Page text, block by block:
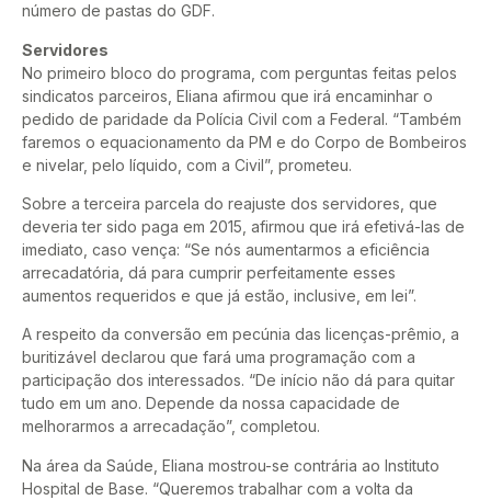
número de pastas do GDF.
Servidores
No primeiro bloco do programa, com perguntas feitas pelos
sindicatos parceiros, Eliana afirmou que irá encaminhar o
pedido de paridade da Polícia Civil com a Federal. “Também
faremos o equacionamento da PM e do Corpo de Bombeiros
e nivelar, pelo líquido, com a Civil”, prometeu.
Sobre a terceira parcela do reajuste dos servidores, que
deveria ter sido paga em 2015, afirmou que irá efetivá-las de
imediato, caso vença: “Se nós aumentarmos a eficiência
arrecadatória, dá para cumprir perfeitamente esses
aumentos requeridos e que já estão, inclusive, em lei”.
A respeito da conversão em pecúnia das licenças-prêmio, a
buritizável declarou que fará uma programação com a
participação dos interessados. “De início não dá para quitar
tudo em um ano. Depende da nossa capacidade de
melhorarmos a arrecadação”, completou.
Na área da Saúde, Eliana mostrou-se contrária ao Instituto
Hospital de Base. “Queremos trabalhar com a volta da